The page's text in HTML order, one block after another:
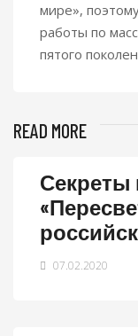
мире»,
работы по
пятого
READ MORE
Секреты
07.02.2020